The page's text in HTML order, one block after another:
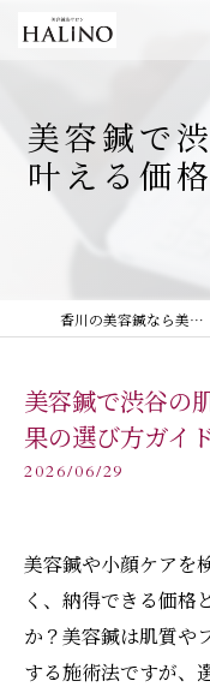
美容鍼で
叶える価
香川の美容鍼なら美容鍼灸サロン HALiNO
美容鍼で渋谷の
果の選び方ガイ
2026/06/29
美容鍼や小顔ケアを
く、納得できる価格
か？美容鍼は肌質や
する施術法ですが、